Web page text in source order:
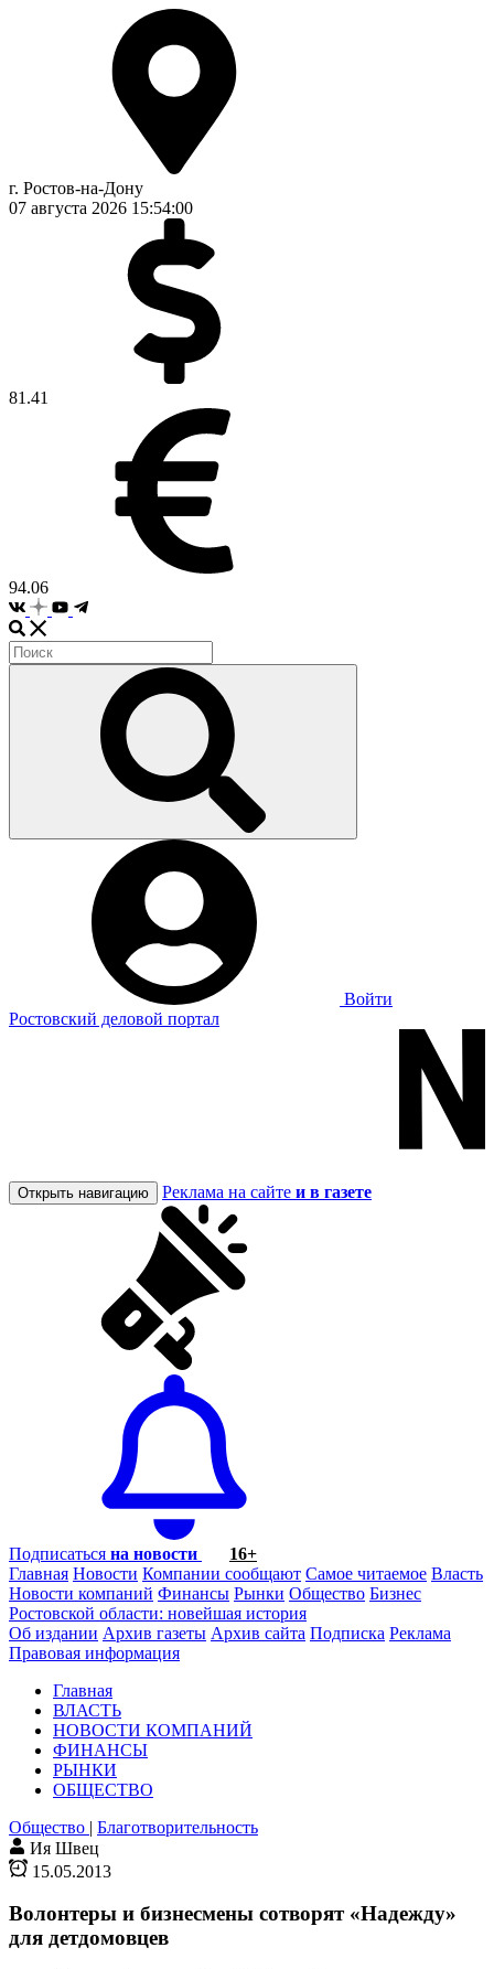
г. Ростов-на-Дону
07 августа 2026 15:54:00
81.41
94.06
Войти
Ростовский деловой портал
Открыть навигацию Реклама на сайте и в газете
Подписаться на новости
16+
Главная Новости Компании сообщают Самое читаемое Власть
Новости компаний Финансы Рынки Общество Бизнес
Ростовской области: новейшая история
Об издании Архив газеты Архив сайта Подписка Реклама
Правовая информация
Главная
ВЛАСТЬ
НОВОСТИ КОМПАНИЙ
ФИНАНСЫ
РЫНКИ
ОБЩЕСТВО
Общество | Благотворительность
Ия Швец
15.05.2013
Волонтеры и бизнесмены сотворят «Надежду»
для детдомовцев